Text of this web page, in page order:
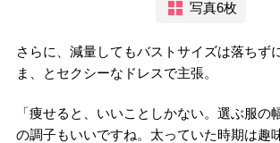
写真6枚
さらに、減量してもバストサイズは落ちず
ま、とセクシーなドレスで主張。
「痩せると、いいことしかない。選ぶ服の
の調子もいいですね。太っていた時期は趣